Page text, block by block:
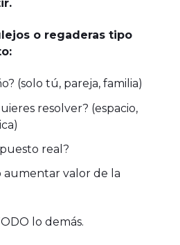
o regaderas tipo
(solo tú, pareja, familia)
resolver? (espacio,
real?
aumentar valor de la
lo demás.